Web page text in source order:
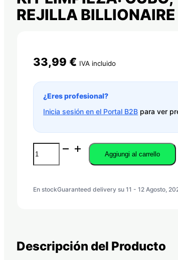
REJILLA BILLIONAIRE
33,99 € IVA incluido
¿Eres profesional?
Inicia sesión en el Portal B2B para ver
LIMPIEZA:
CUBO,
Y
Aggiungi al carrello
En stockGuaranteed delivery su 11 - 12 Agosto,
Descripción del Producto